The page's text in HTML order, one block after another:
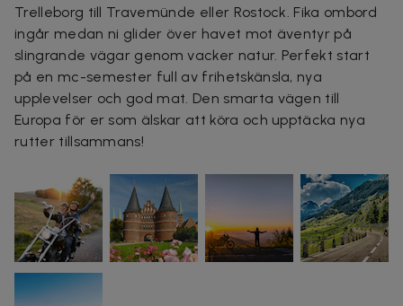
Trelleborg till Travemünde eller Rostock. Fika ombord
ingår medan ni glider över havet mot äventyr på
slingrande vägar genom vacker natur. Perfekt start
på en mc-semester full av frihetskänsla, nya
upplevelser och god mat. Den smarta vägen till
Europa för er som älskar att köra och upptäcka nya
rutter tillsammans!